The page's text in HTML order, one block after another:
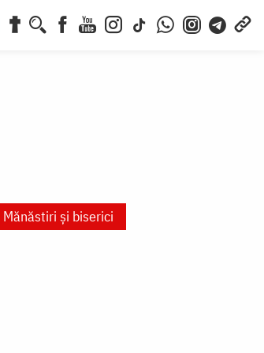
Mănăstiri și biserici